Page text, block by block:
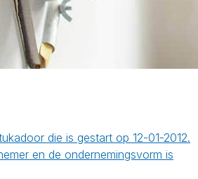
die is gestart op 12-01-2012.
en de ondernemingsvorm is